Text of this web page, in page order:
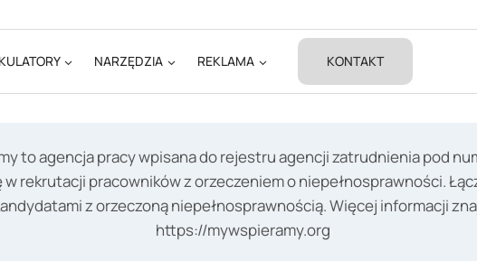
NARZĘDZIA REKLAMA KONTAKT
to agencja pracy wpisana do rejestru agencji zatrudnienia pod
rekrutacji pracowników z orzeczeniem o niepełnosprawności.
z orzeczoną niepełnosprawnością. Więcej informacji
https://mywspieramy.org